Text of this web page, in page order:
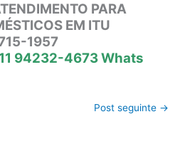
PARA
EM ITU
1957
94232-4673 Whats
Post seguinte →